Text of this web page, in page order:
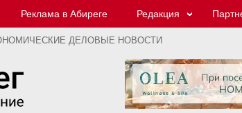
Реклама в Абиреге Редакция
ДЕЛОВЫЕ НОВОСТИ